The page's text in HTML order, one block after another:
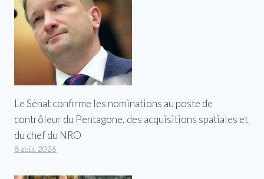
Le Sénat confirme les nominations au poste de
contrôleur du Pentagone, des acquisitions spatiales et
du chef du NRO
8 août 2026